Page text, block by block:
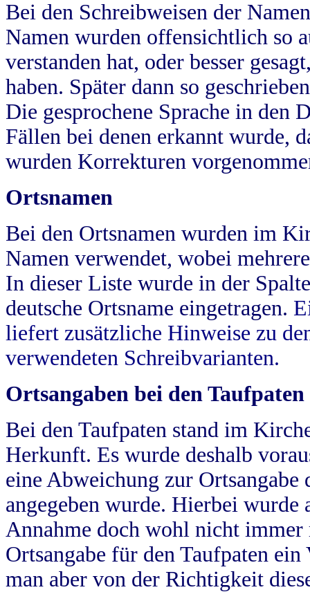
Bei den Schreibweisen der
Namen wurden offensichtlich so
verstanden hat, oder besser
haben. Später dann so
Die gesprochene Sprache in
Fällen bei denen erkannt wurde,
wurden Korrekturen
Ortsnamen
Bei den Ortsnamen wurden im
Namen verwendet, wobei
In dieser Liste wurde in der
deutsche Ortsname eingetragen.
liefert zusätzliche Hinweise zu
verwendeten Schreibvarianten.
Ortsangaben bei den Taufpaten
Bei den Taufpaten stand im
Herkunft. Es wurde deshalb
eine Abweichung zur
angegeben wurde. Hierbei wurde
Annahme doch wohl nicht
Ortsangabe für den Taufpaten
man aber von der Richtigkeit